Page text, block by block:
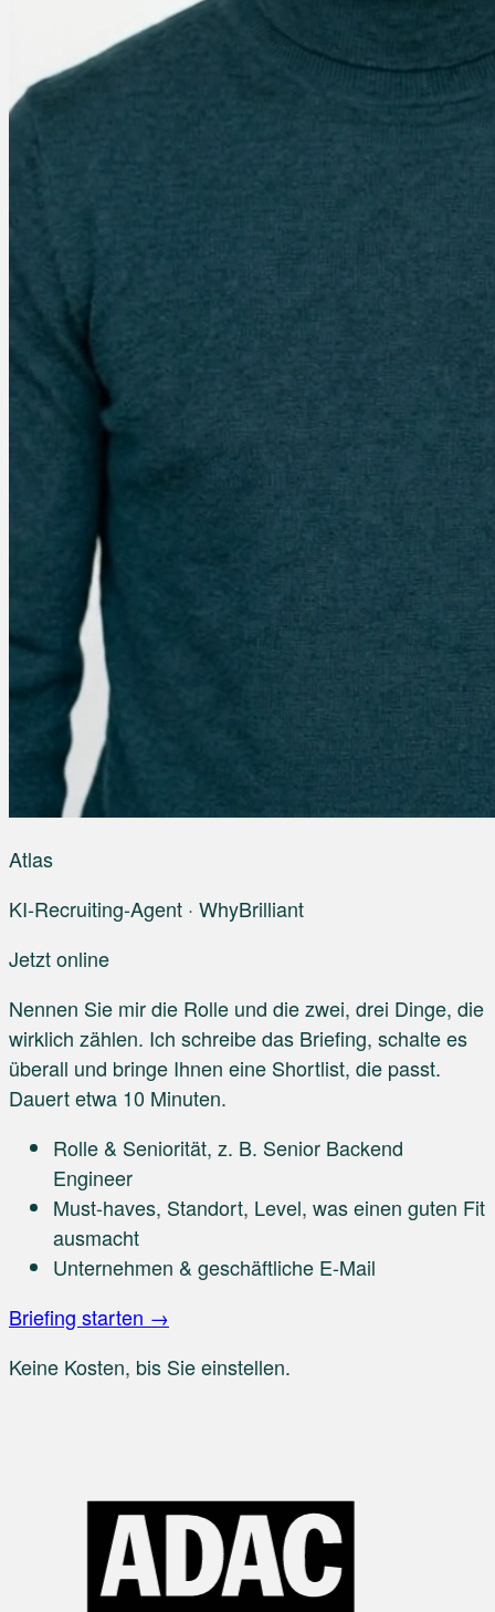
Atlas
KI-Recruiting-Agent · WhyBrilliant
Jetzt online
Nennen Sie mir die Rolle und die zwei, drei Dinge, die
wirklich zählen. Ich schreibe das Briefing, schalte es
überall und bringe Ihnen eine Shortlist, die passt.
Dauert etwa 10 Minuten.
Rolle & Seniorität, z. B. Senior Backend
Engineer
Must-haves, Standort, Level, was einen guten Fit
ausmacht
Unternehmen & geschäftliche E-Mail
Briefing starten →
Keine Kosten, bis Sie einstellen.